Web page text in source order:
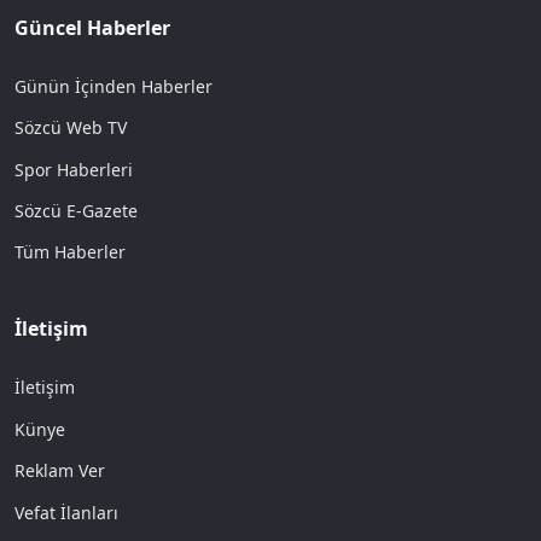
Güncel Haberler
Günün İçinden Haberler
Sözcü Web TV
Spor Haberleri
Sözcü E-Gazete
Tüm Haberler
İletişim
İletişim
Künye
Reklam Ver
Vefat İlanları